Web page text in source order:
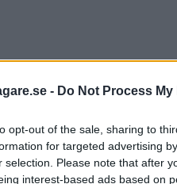
- Do Not Process
opt-out of the sale, sharing to
for targeted advertising
selection. Please note that after
interest-based ads based on
premiumbil.
begreppet
hade en